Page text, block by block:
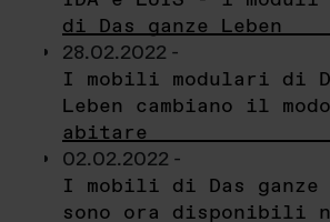
di Das ganze Leben
28.02.2022 -
I mobili modulari di
Leben cambiano il
abitare
02.02.2022 -
I mobili di Das ganze
sono ora disponibili